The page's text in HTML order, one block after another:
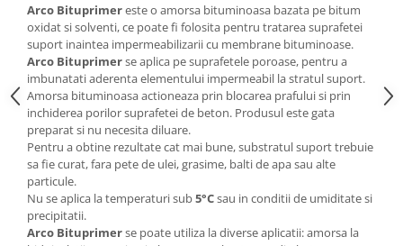
Arco Bituprimereste o amorsa bituminoasa bazata pe bitum
oxidat si solventi, ce poate fi folosita pentru tratarea suprafetei
suport inaintea impermeabilizarii cu membrane bituminoase.
Arco Bituprimerse aplica pe suprafetele poroase, pentru a
imbunatati aderenta elementului impermeabil la stratul suport.
Amorsa bituminoasa actioneaza prin blocarea prafului si prin
inchiderea porilor suprafetei de beton. Produsul este gata
preparat si nu necesita diluare.
Pentru a obtine rezultate cat mai bune, substratul suport trebuie
sa fie curat, fara pete de ulei, grasime, balti de apa sau alte
particule.
Nu se aplica la temperaturi sub5°Csau in conditii de umiditate si
precipitatii.
Arco Bituprimerse poate utiliza la diverse aplicatii: amorsa la